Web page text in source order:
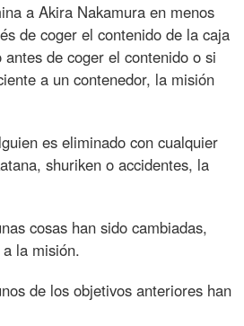
a Akira Nakamura en menos
de coger el contenido de la caja
de coger el contenido o si
a un contenedor, la misión
es eliminado con cualquier
shuriken o accidentes, la
cosas han sido cambiadas,
la misión.
de los objetivos anteriores han